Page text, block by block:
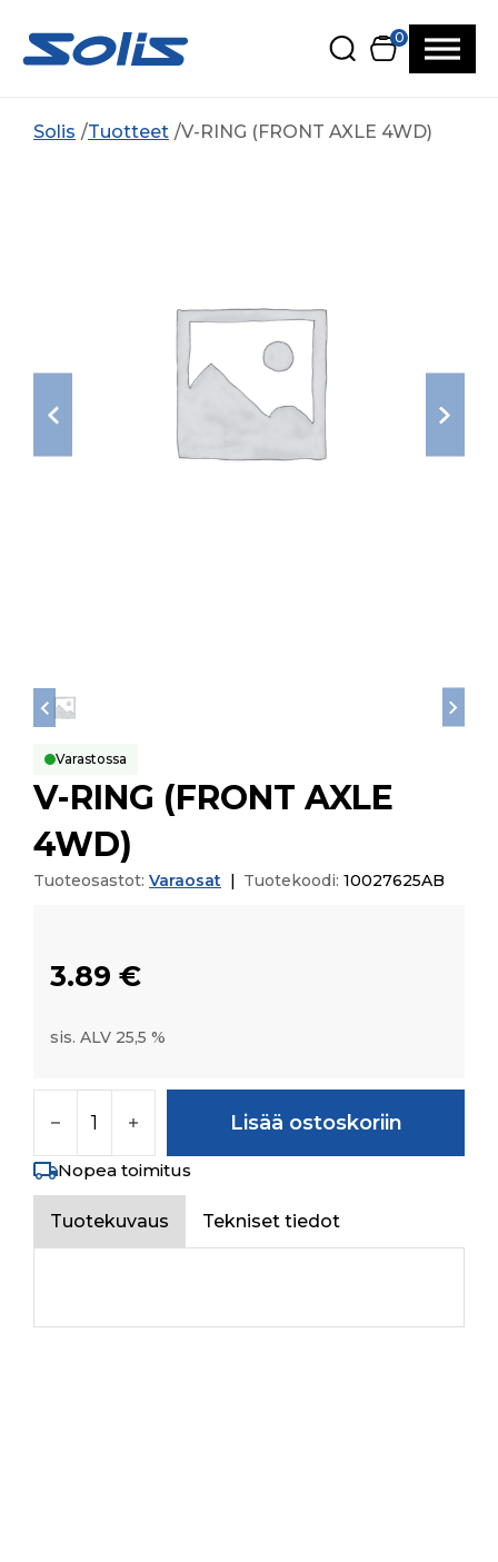
0
Solis Tuotteet V-RING (FRONT AXLE 4WD)
Varastossa
V-RING (FRONT AXLE
4WD)
Tuoteosastot: Varaosat Tuotekoodi: 10027625AB
3.89 €
sis. ALV 25,5 %
Lisää ostoskoriin
Nopea toimitus
Tuotekuvaus Tekniset tiedot